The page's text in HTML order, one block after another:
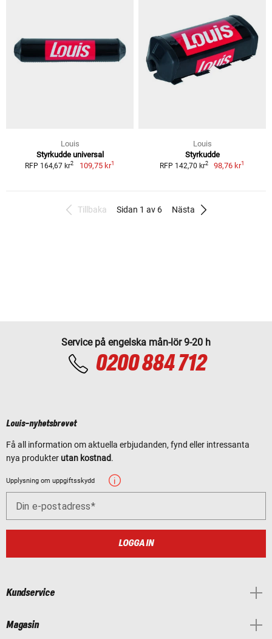
Louis
Styrkudde universal
RFP 164,67 kr2 109,75 kr1
Louis
Styrkudde
RFP 142,70 kr2 98,76 kr1
Tillbaka Sidan 1 av 6 Nästa
Service på engelska mån-lör 9-20 h
0200 884 712
Louis-nyhetsbrevet
Få all information om aktuella erbjudanden, fynd eller intressanta
nya produkter utan kostnad.
Upplysning om uppgiftsskydd
Din e-postadress
LOGGA IN
Kundservice
Magasin